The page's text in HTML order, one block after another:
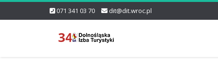
071 341 03 70 dit@dit.wroc.pl